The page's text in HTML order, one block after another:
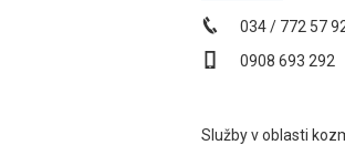
034 / 772 57
0908 693 292
Služby v oblasti